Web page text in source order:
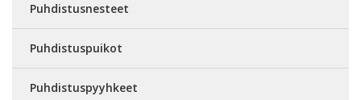
Puhdistusnesteet
Puhdistuspuikot
Puhdistuspyyhkeet